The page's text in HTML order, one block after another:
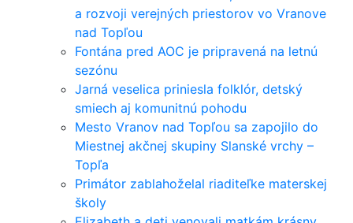
a rozvoji verejných priestorov vo Vranove
nad Topľou
Fontána pred AOC je pripravená na letnú
sezónu
Jarná veselica priniesla folklór, detský
smiech aj komunitnú pohodu
Mesto Vranov nad Topľou sa zapojilo do
Miestnej akčnej skupiny Slanské vrchy –
Topľa
Primátor zablahoželal riaditeľke materskej
školy